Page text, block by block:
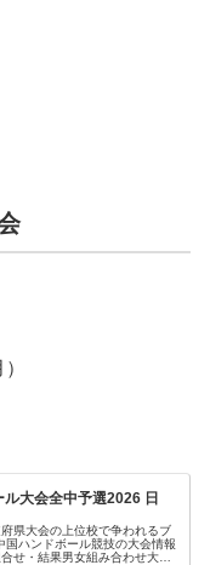
大会全中予選2026 日
県大会の上位校で争われるブ
国ハンドボール競技の大会情報
せ・結果男女組み合わせ大